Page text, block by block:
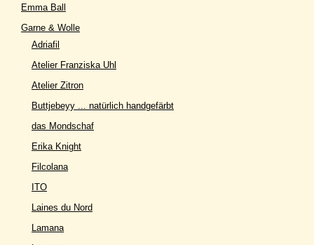
Emma Ball
Garne & Wolle
Adriafil
Atelier Franziska Uhl
Atelier Zitron
Buttjebeyy ... natürlich handgefärbt
das Mondschaf
Erika Knight
Filcolana
ITO
Laines du Nord
Lamana